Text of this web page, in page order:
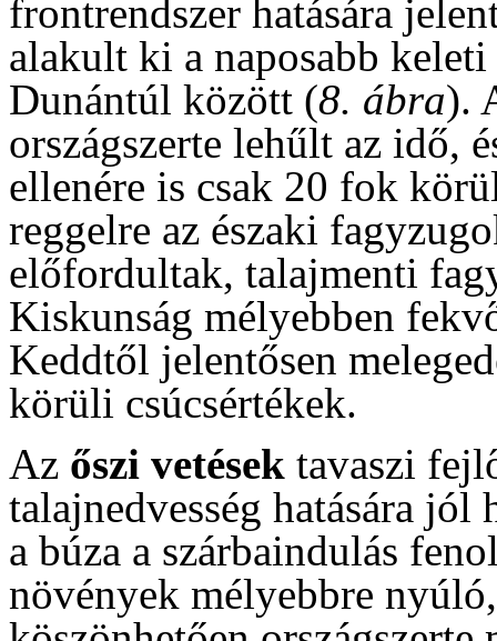
frontrendszer hatására
alakult ki a naposabb keleti
Dunántúl között (8. ábra).
országszerte lehűlt az idő,
ellenére is csak 20 fok
reggelre az északi
előfordultak, talajmenti
Kiskunság mélyebben
Keddtől jelentősen
körüli csúcsértékek.
Az őszi vetések tavaszi
talajnedvesség hatására
a búza a szárbaindulás
növények mélyebbre